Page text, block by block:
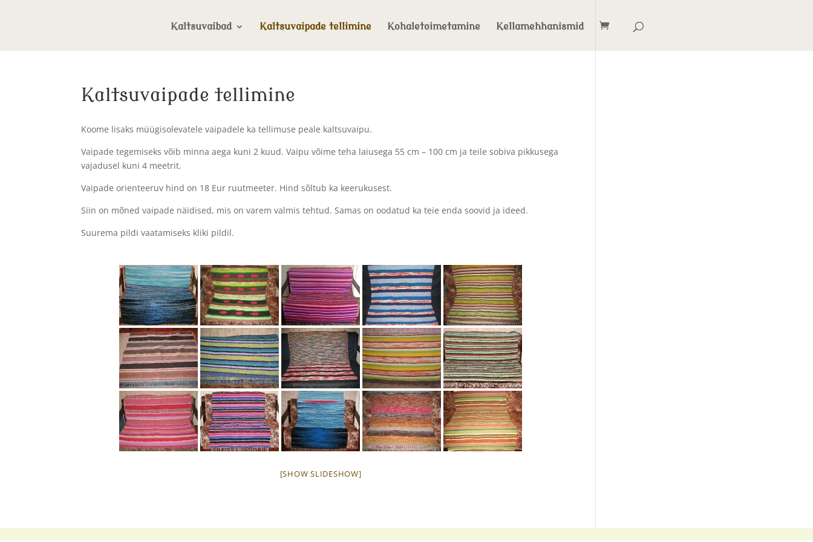
Kaltsuvaibad Kaltsuvaipade tellimine Kohaletoimetamine Kellamehhanismid
Kaltsuvaipade tellimine
Koome lisaks müügisolevatele vaipadele ka tellimuse peale kaltsuvaipu.
Vaipade tegemiseks võib minna aega kuni 2 kuud. Vaipu võime teha laiusega 55 cm – 100 cm ja teile sobiva pikkusega
vajadusel kuni 4 meetrit.
Vaipade orienteeruv hind on 18 Eur ruutmeeter. Hind sõltub ka keerukusest.
Siin on mõned vaipade näidised, mis on varem valmis tehtud. Samas on oodatud ka teie enda soovid ja ideed.
Suurema pildi vaatamiseks kliki pildil.
[SHOW SLIDESHOW]